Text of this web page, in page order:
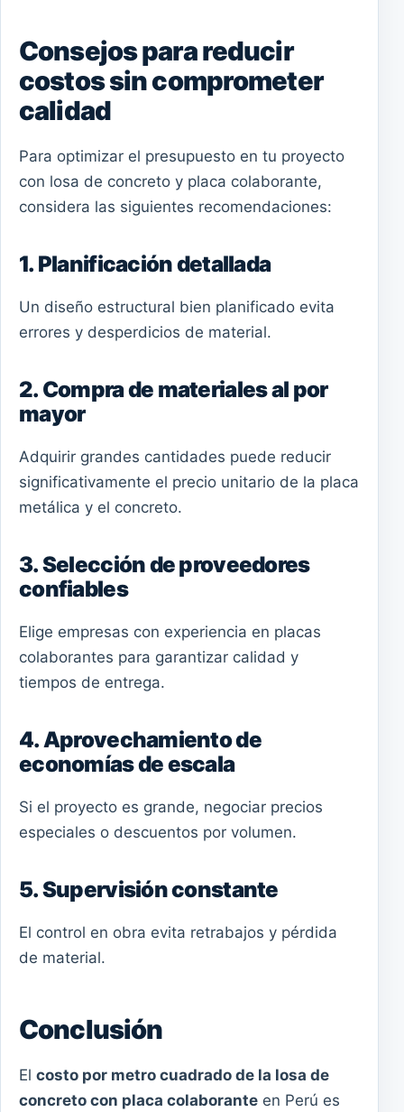
Consejos para reducir
costos sin comprometer
calidad
Para optimizar el presupuesto en tu proyecto
con losa de concreto y placa colaborante,
considera las siguientes recomendaciones:
1. Planificación detallada
Un diseño estructural bien planificado evita
errores y desperdicios de material.
2. Compra de materiales al por
mayor
Adquirir grandes cantidades puede reducir
significativamente el precio unitario de la placa
metálica y el concreto.
3. Selección de proveedores
confiables
Elige empresas con experiencia en placas
colaborantes para garantizar calidad y
tiempos de entrega.
4. Aprovechamiento de
economías de escala
Si el proyecto es grande, negociar precios
especiales o descuentos por volumen.
5. Supervisión constante
El control en obra evita retrabajos y pérdida
de material.
Conclusión
El costo por metro cuadrado de la losa de
concreto con placa colaborante en Perú es